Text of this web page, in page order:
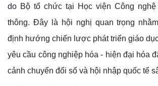
do Bộ tổ chức tại Học viện Công
thông. Đây là hội nghị quan trọng
định hướng chiến lược phát triển giáo
yêu cầu công nghiệp hóa - hiện đại hóa
cảnh chuyển đổi số và hội nhập quốc tế